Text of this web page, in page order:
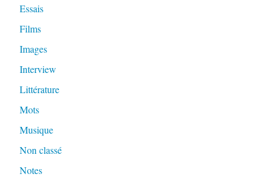
Essais
Films
Images
Interview
Littérature
Mots
Musique
Non classé
Notes